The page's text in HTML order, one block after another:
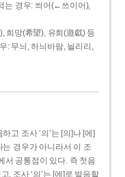
는 경우: 씌어(←쓰이어),
희망(希望), 유희(遊戱) 등
: 무늬, 하늬바람, 늴리리,
고 조사 ‘의’는 [의]나 [에]
는 경우가 아니라서 이 조
서 공통점이 있다. 즉 첫음
, 조사 ‘의’는 [에]로 발음할